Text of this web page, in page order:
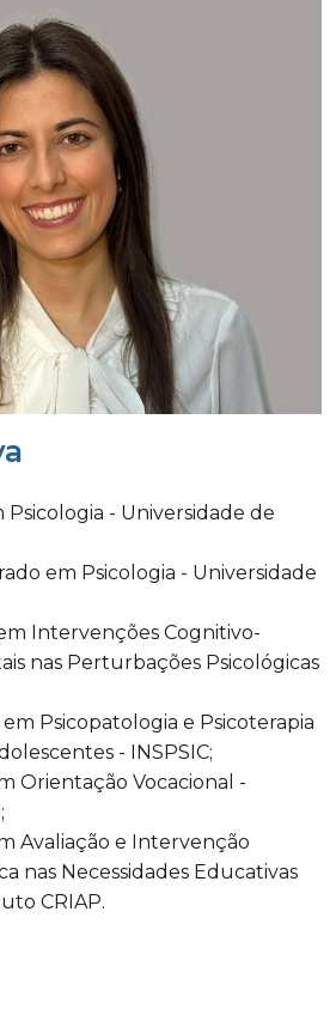
Psicologia - Universidade de
em Psicologia - Universidade
Intervenções Cognitivo-
nas Perturbações Psicológicas
Psicopatologia e Psicoterapia
- INSPSIC;
Orientação Vocacional -
Avaliação e Intervenção
nas Necessidades Educativas
CRIAP.